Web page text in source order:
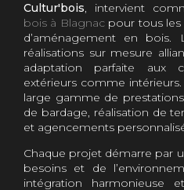
Cultur'bois, intervient
bois à Blagnacpour tous les
d’aménagement en bois.
réalisations sur mesure
adaptation parfaite aux
extérieurs comme
large gamme de
de bardage, réalisation de
et agencements
Chaque projet démarre par
besoins et de
intégration harmonieuse